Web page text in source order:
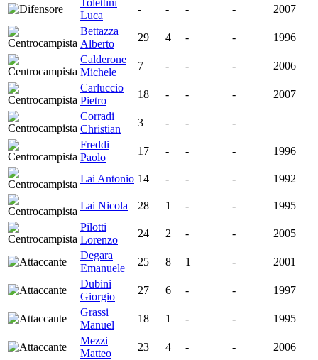
Luca
- - - -
2007
Bettazza
Alberto
29 4 - -
1996
Calderone
Michele
7 - - -
2006
Carluccio
Pietro
18 - - -
2007
Corradi
Christian
3 - -
-
Freddi
Paolo
17 - - - 1996
Lai Antonio 14 - - - 1992
Lai Nicola 28 1 - -
1995
Pilotti
Lorenzo
24 2 - -
2005
Degara
Emanuele
25 8 1 -
2001
Dubini
Giorgio
27 6 - -
1997
Grassi
Manuel
18 1 - -
1995
Mezzi
Matteo
23 4 - -
2006